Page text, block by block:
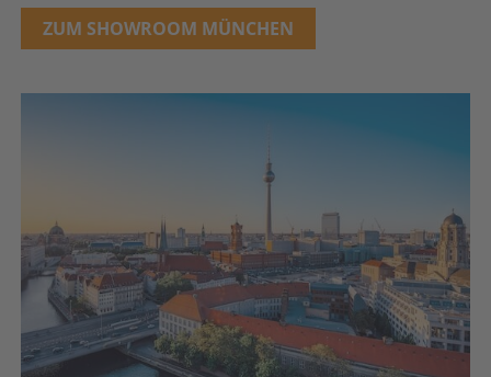
ZUM SHOWROOM MÜNCHEN